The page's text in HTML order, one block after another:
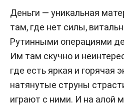
Деньги — уникальная
там, где нет силы,
Рутинными операциями
Им там скучно и
где есть яркая и горячая
натянутые струны
играют с ними. И на алой